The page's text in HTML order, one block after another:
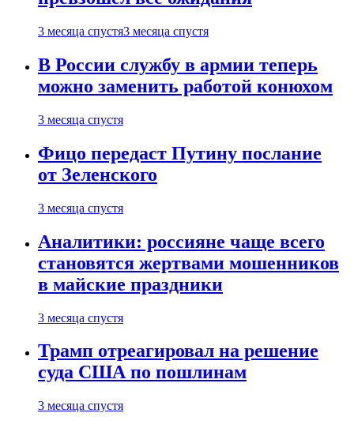
3 месяца спустя3 месяца спустя
В России службу в армии теперь
можно заменить работой конюхом
3 месяца спустя
Фицо передаст Путину послание
от Зеленского
3 месяца спустя
Аналитики: россияне чаще всего
становятся жертвами мошенников
в майские праздники
3 месяца спустя
Трамп отреагировал на решение
суда США по пошлинам
3 месяца спустя